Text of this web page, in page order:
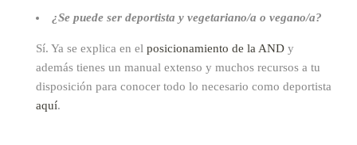
¿Se puede ser deportista y vegetariano/a o vegano/a?
Sí. Ya se explica en el posicionamiento de la ANDy
además tienes un manual extenso y muchos recursos a tu
disposición para conocer todo lo necesario como deportista
aquí.